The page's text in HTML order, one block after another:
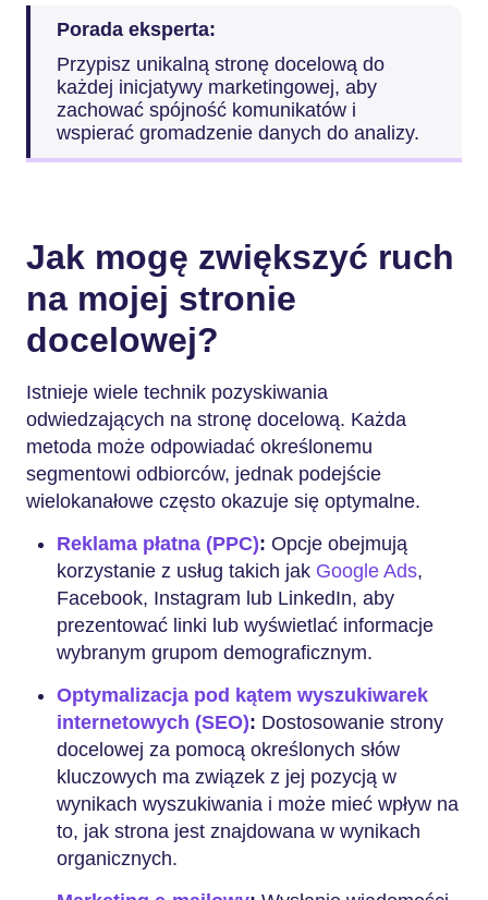
Porada eksperta:
Przypisz unikalną stronę docelową do
każdej inicjatywy marketingowej, aby
zachować spójność komunikatów i
wspierać gromadzenie danych do analizy.
Jak mogę zwiększyć ruch
na mojej stronie
docelowej?
Istnieje wiele technik pozyskiwania
odwiedzających na stronę docelową. Każda
metoda może odpowiadać określonemu
segmentowi odbiorców, jednak podejście
wielokanałowe często okazuje się optymalne.
Reklama płatna (PPC): Opcje obejmują
korzystanie z usług takich jak Google Ads,
Facebook, Instagram lub LinkedIn, aby
prezentować linki lub wyświetlać informacje
wybranym grupom demograficznym.
Optymalizacja pod kątem wyszukiwarek
internetowych (SEO): Dostosowanie strony
docelowej za pomocą określonych słów
kluczowych ma związek z jej pozycją w
wynikach wyszukiwania i może mieć wpływ na
to, jak strona jest znajdowana w wynikach
organicznych.